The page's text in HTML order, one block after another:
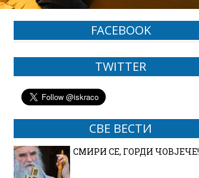
FACEBOOK
TWITTER
СВЕ ВЕСТИ
СМИРИ СЕ, ГОРДИ ЧОВЈЕЧЕ!